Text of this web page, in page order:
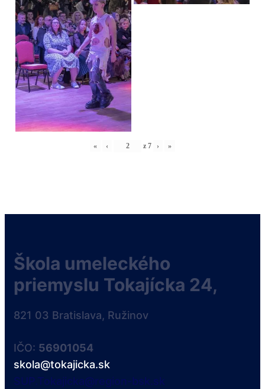
« ‹ z 7 › »
Škola umeleckého
priemyslu Tokajícka 24,
821 03 Bratislava, Ružinov
IČO: 56901054
skola@tokajicka.sk
SUP.Tokajicka@region-bsk.sk